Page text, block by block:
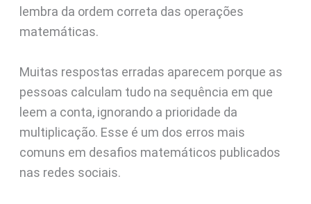
lembra da ordem correta das operações
matemáticas.
Muitas respostas erradas aparecem porque as
pessoas calculam tudo na sequência em que
leem a conta, ignorando a prioridade da
multiplicação. Esse é um dos erros mais
comuns em desafios matemáticos publicados
nas redes sociais.